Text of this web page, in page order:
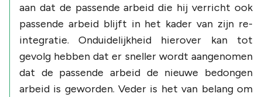
aan dat de passende arbeid die hij verricht ook
passende arbeid blijft in het kader van zijn re-
integratie. Onduidelijkheid hierover kan tot
gevolg hebben dat er sneller wordt aangenomen
dat de passende arbeid de nieuwe bedongen
arbeid is geworden. Veder is het van belang om